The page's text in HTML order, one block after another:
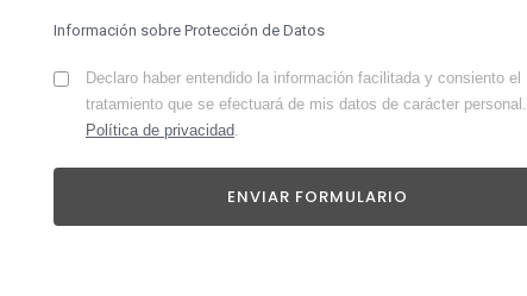
Información sobre Protección de Datos
Declaro haber entendido la información facilitada y consiento el
tratamiento que se efectuará de mis datos de carácter personal.
Política de privacidad.